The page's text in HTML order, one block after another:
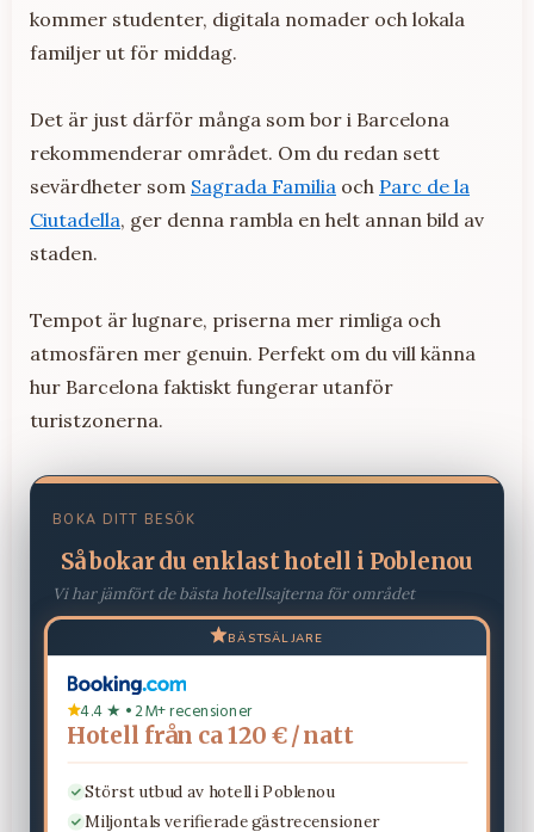
kommer studenter, digitala nomader och lokala
familjer ut för middag.
Det är just därför många som bor i Barcelona
rekommenderar området. Om du redan sett
sevärdheter som Sagrada Familia och Parc de la
Ciutadella, ger denna rambla en helt annan bild av
staden.
Tempot är lugnare, priserna mer rimliga och
atmosfären mer genuin. Perfekt om du vill känna
hur Barcelona faktiskt fungerar utanför
turistzonerna.
BOKA DITT BESÖK
Så bokar du enklast hotell i Poblenou
Vi har jämfört de bästa hotellsajterna för området
BÄSTSÄLJARE
4.4 ★ • 2M+ recensioner
Hotell från ca 120 € / natt
Störst utbud av hotell i Poblenou
Miljontals verifierade gästrecensioner